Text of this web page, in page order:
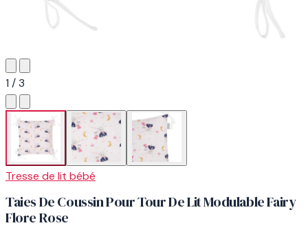
1 / 3
Tresse de lit bébé
Taies De Coussin Pour Tour De Lit Modulable Fairy
Flore Rose